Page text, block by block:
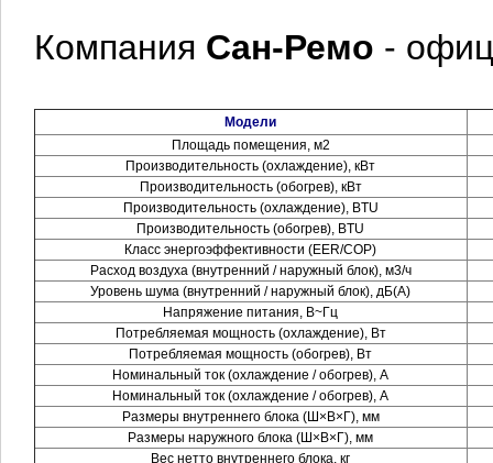
Компания Сан-Ремо -
Модели
Площадь помещения, м2
Производительность (охлаждение), кВт
Производительность (обогрев), кВт
Производительность (охлаждение), BTU
Производительность (обогрев), BTU
Класс энергоэффективности (EER/COP)
Расход воздуха (внутренний / наружный блок), м3/ч
Уровень шума (внутренний / наружный блок), дБ(А)
Напряжение питания, В~Гц
Потребляемая мощность (охлаждение), Вт
Потребляемая мощность (обогрев), Вт
Номинальный ток (охлаждение / обогрев), A
Номинальный ток (охлаждение / обогрев), A
Размеры внутреннего блока (Ш×В×Г), мм
Размеры наружного блока (Ш×В×Г), мм
Вес нетто внутреннего блока, кг